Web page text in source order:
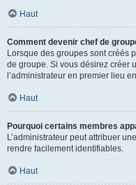
Haut
Comment devenir chef de
Lorsque des groupes sont créés
de groupe. Si vous désirez créer
l’administrateur en premier lieu
Haut
Pourquoi certains membres
L’administrateur peut attribuer
rendre facilement identifiables.
Haut